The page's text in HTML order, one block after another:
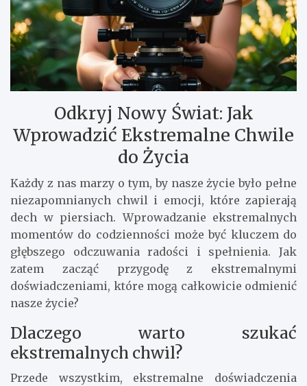
Odkryj Nowy Świat: Jak
Wprowadzić Ekstremalne Chwile
do Życia
Każdy z nas marzy o tym, by nasze życie było pełne
niezapomnianych chwil i emocji, które zapierają
dech w piersiach. Wprowadzanie ekstremalnych
momentów do codzienności może być kluczem do
głębszego odczuwania radości i spełnienia. Jak
zatem zacząć przygodę z ekstremalnymi
doświadczeniami, które mogą całkowicie odmienić
nasze życie?
Dlaczego warto szukać
ekstremalnych chwil?
Przede wszystkim, ekstremalne doświadczenia